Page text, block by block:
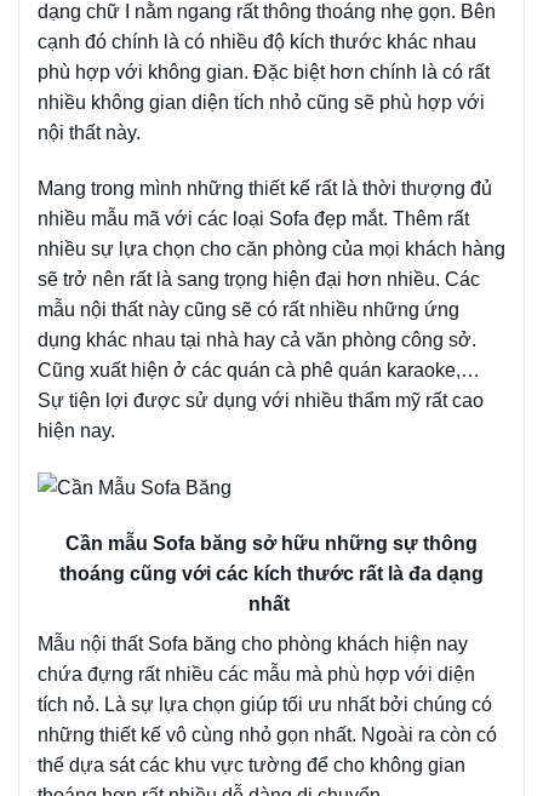
dạng chữ I nằm ngang rất thông thoáng nhẹ gọn. Bên
cạnh đó chính là có nhiều độ kích thước khác nhau
phù hợp với không gian. Đặc biệt hơn chính là có rất
nhiều không gian diện tích nhỏ cũng sẽ phù hợp với
nội thất này.
Mang trong mình những thiết kế rất là thời thượng đủ
nhiều mẫu mã với các loại Sofa đẹp mắt. Thêm rất
nhiều sự lựa chọn cho căn phòng của mọi khách hàng
sẽ trở nên rất là sang trọng hiện đại hơn nhiều. Các
mẫu nội thất này cũng sẽ có rất nhiều những ứng
dụng khác nhau tại nhà hay cả văn phòng công sở.
Cũng xuất hiện ở các quán cà phê quán karaoke,…
Sự tiện lợi được sử dụng với nhiều thẩm mỹ rất cao
hiện nay.
Cần mẫu Sofa băng sở hữu những sự thông
thoáng cũng với các kích thước rất là đa dạng
nhất
Mẫu nội thất Sofa băng cho phòng khách hiện nay
chứa đựng rất nhiều các mẫu mà phù hợp với diện
tích nỏ. Là sự lựa chọn giúp tối ưu nhất bởi chúng có
những thiết kế vô cùng nhỏ gọn nhất. Ngoài ra còn có
thể dựa sát các khu vực tường để cho không gian